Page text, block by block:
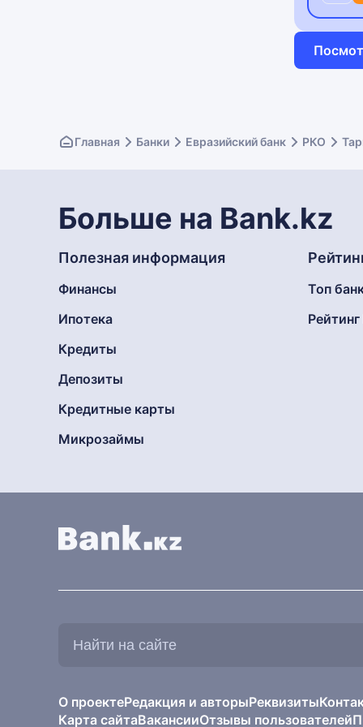
Главная Банки Евразийский банк РКО
Больше на Bank.kz
Полезная информация
Финансы
Ипотека
Кредиты
Депозиты
Кредитные карты
Микрозаймы
Топ
О проектеРедакция и авторыРеквизиты
Карта сайтаВакансииОтзывы пользователей